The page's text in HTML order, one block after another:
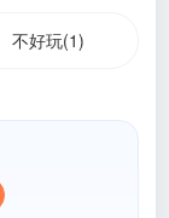
不好玩(1)